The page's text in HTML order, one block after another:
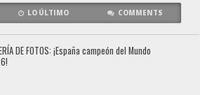
LO ÚLTIMO COMMENTS
DE FOTOS: ¡España campeón del Mundo